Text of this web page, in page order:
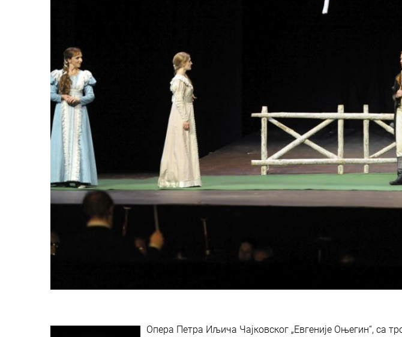
Опера Петра Иљича Чајковског „Евгеније Оњегин“, са